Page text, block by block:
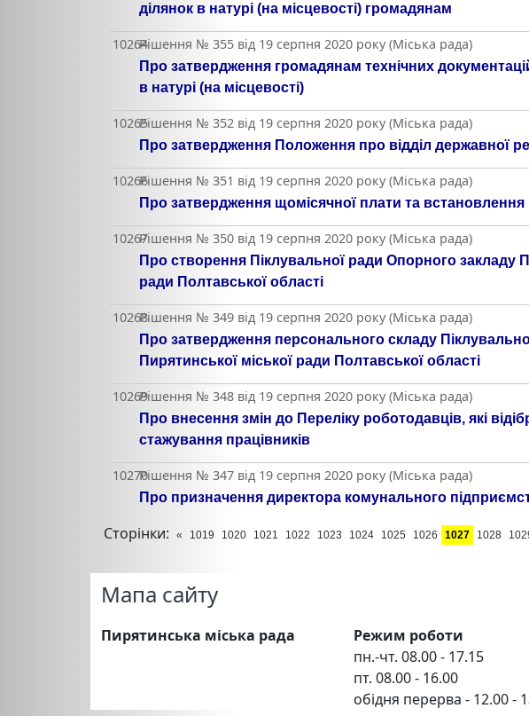
ділянок в натурі (на місцевості) громадянам
10264Рішення № 355 від 19 серпня 2020 року (Міська рада)
Про затвердження громадянам технічних
в натурі (на місцевості)
10265Рішення № 352 від 19 серпня 2020 року (Міська рада)
Про затвердження Положення про відділ державної
10266Рішення № 351 від 19 серпня 2020 року (Міська рада)
Про затвердження щомісячної плати та встановлення
10267Рішення № 350 від 19 серпня 2020 року (Міська рада)
Про створення Піклувальної ради Опорного закладу
ради Полтавської області
10268Рішення № 349 від 19 серпня 2020 року (Міська рада)
Про затвердження персонального складу
Пирятинської міської ради Полтавської області
10269Рішення № 348 від 19 серпня 2020 року (Міська рада)
Про внесення змін до Переліку роботодавців, які
стажування працівників
10270Рішення № 347 від 19 серпня 2020 року (Міська рада)
Про призначення директора комунального
Сторінки: « 1019 1020 1021 1022 1023 1024 1025 1026 1027 1028
Мапа сайту
Пирятинська міська рада
Режим роботи
пн.-чт. 08.00 - 17.15
пт. 08.00 - 16.00
обідня перерва - 12.00 -